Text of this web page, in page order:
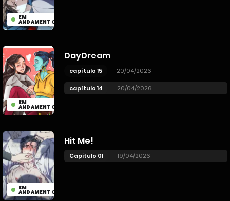
EM
ANDAMENTO
EM
ANDAMENTO
DayDream
capítulo 15 20/04/2026
capítulo 14 20/04/2026
EM
ANDAMENTO
Hit Me!
Capitulo 01 19/04/2026